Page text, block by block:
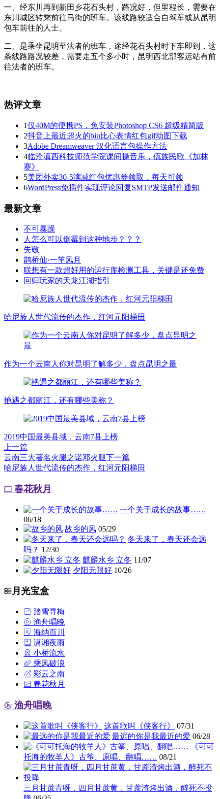
一、经东川再到新田乡花石头村，路况好，但里程长，需要在
东川城区转乘前往马街的班车。该线路较适合自驾车或从昆明
包车前往的人士。
二、是乘坐昆明至法者的班车，途经花石头村时下车即到，这
条线路路况较差，需要走五个多小时，昆明西北部客运站有前
往法者的班车。
热评文章
1仅40M的便携PS，免安装Photoshop CS6 超级精简版
2抖音上最近超火的biu比心表情红包gif动图下载
3Adobe Dreamweaver 汉化语言包操作方法
4临沧滇西科技师范学院课间操音乐，佤族民歌《加林
赛》
5美团外卖30-5满减红包优惠券领取，每天可领
6WordPress免插件实现评论回复SMTP发送邮件通知
最新文章
不可暴躁
人怎么可以倒霉到这种地步？？？
失敬
鹊桥仙·一竿风月
联想有一款超好用的运行库检测工具，关键是还免费
回归玩家的天龙江湖指引
哈尼族人世代流传的杰作，红河元阳梯田
作为一个云南人你对昆明了解多少，盘点昆明之最
艳遇之都丽江，还有哪些美称？
2019中国最美县域，云南7县上榜
上一篇
云南三大著名火腿之诺邓火腿下一篇
哈尼族人世代流传的杰作，红河元阳梯田
春花秋月
一个关于成长的故事……
06/18
故乡的风 05/29
冬天来了，春天还会远
吗？ 12/30
麒麟水乡 立冬 11/07
夕阳无限好 10/26
月光宝盒
踏雪寻梅
渔舟唱晚
海纳百川
潇湘夜雨
小桥流水
乘风破浪
彩云之南
春花秋月
渔舟唱晚
这首歌叫《侠客行》
07/31
最远的你是我最近的爱 06/28
《可可
托海的牧羊人》古筝、原唱、翻唱…… 08/21
三月甘蔗青呀，四月甘蔗黄，甘蔗渣烤出酒，醉死不投